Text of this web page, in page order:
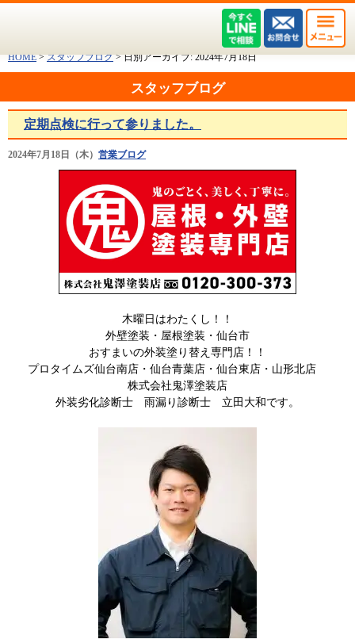
HOME > スタッフブログ > 日別アーカイブ:2024年7月18日
スタッフブログ
定期点検に行って参りました。
2024年7月18日（木） 営業ブログ
木曜日はわたくし！！
外壁塗装・屋根塗装・仙台市
おすまいの外装塗り替え専門店！！
プロタイムズ仙台南店・仙台青葉店・仙台東店・山形北店
株式会社鬼澤塗装店
外装劣化診断士 雨漏り診断士 立田大和です。